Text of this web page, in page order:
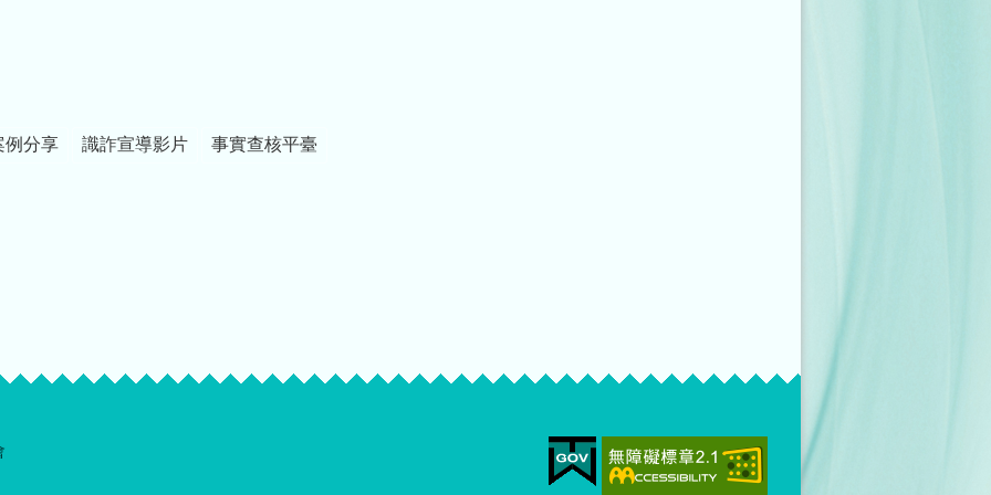
例分享 識詐宣導影片 事實查核平臺